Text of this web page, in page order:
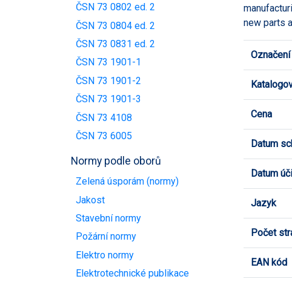
ČSN 73 0802 ed. 2
ČSN 73 0804 ed. 2
ČSN 73 0831 ed. 2
ČSN 73 1901-1
ČSN 73 1901-2
ČSN 73 1901-3
ČSN 73 4108
ČSN 73 6005
Normy podle oborů
Zelená úsporám (normy)
Jakost
Stavební normy
Požární normy
Elektro normy
Elektrotechnické publikace
new parts
Označení
Cena
Datum
Datum
Jazyk
Počet
EAN kód